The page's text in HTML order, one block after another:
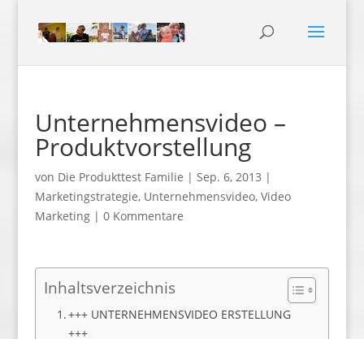
Unternehmensvideo –
Produktvorstellung
von Die Produkttest Familie | Sep. 6, 2013 |
Marketingstrategie, Unternehmensvideo, Video
Marketing| 0 Kommentare
Inhaltsverzeichnis
+++ UNTERNEHMENSVIDEO ERSTELLUNG
+++